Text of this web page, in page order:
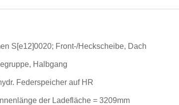
S[e12]0020; Front-/Heckscheibe, Dach
Halbgang
Federspeicher auf HR
der Ladefläche = 3209mm